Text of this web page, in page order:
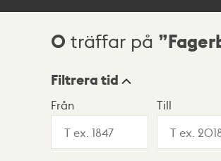
Sökresultat
0 träffar på
Visningsläge
Filtrera tid
Från Till